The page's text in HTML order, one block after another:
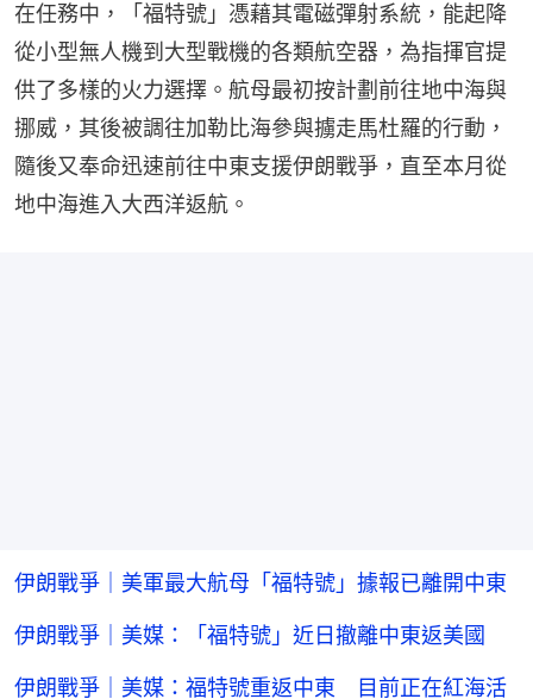
在任務中，「福特號」憑藉其電磁彈射系統，能起降
從小型無人機到大型戰機的各類航空器，為指揮官提
供了多樣的火力選擇。航母最初按計劃前往地中海與
挪威，其後被調往加勒比海參與擄走馬杜羅的行動，
隨後又奉命迅速前往中東支援伊朗戰爭，直至本月從
地中海進入大西洋返航。
伊朗戰爭｜美軍最大航母「福特號」據報已離開中東
伊朗戰爭｜美媒：「福特號」近日撤離中東返美國
伊朗戰爭｜美媒：福特號重返中東 目前正在紅海活